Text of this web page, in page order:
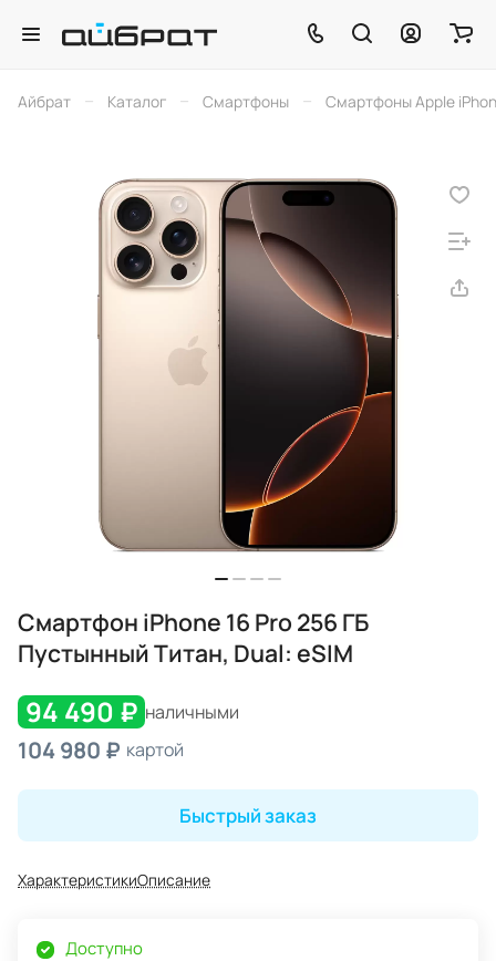
Айбрат – Каталог – Смартфоны – Смартфоны Apple
Смартфон iPhone 16 Pro 256 ГБ
Пустынный Титан, Dual: eSIM
94 490 ₽ наличными
104 980 ₽ картой
Быстрый заказ
ХарактеристикиОписание
Доступно